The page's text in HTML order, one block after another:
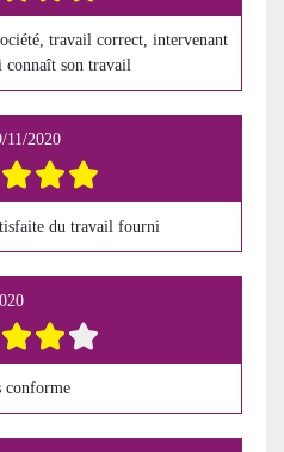
travail correct, intervenant
connaît son travail
11/2020
du travail fourni
conforme